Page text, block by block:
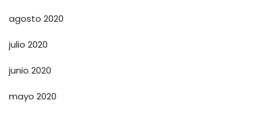
agosto 2020
julio 2020
junio 2020
mayo 2020